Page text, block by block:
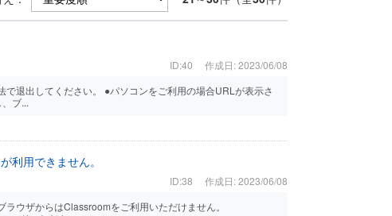
ID:40
作成日: 2023/06/08
退出してください。 ●パソコンをご利用の場合URLが表示さ
ブ...
利用できません。
ID:38
作成日: 2023/06/08
ウザからはClassroomをご利用いただけません。